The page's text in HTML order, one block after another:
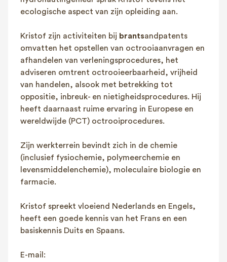
ecologische aspect van zijn opleiding aan.
Kristof zijn activiteiten bij brantsandpatents
omvatten het opstellen van octrooiaanvragen en
afhandelen van verleningsprocedures, het
adviseren omtrent octrooieerbaarheid, vrijheid
van handelen, alsook met betrekking tot
oppositie, inbreuk- en nietigheidsprocedures. Hij
heeft daarnaast ruime ervaring in Europese en
wereldwijde (PCT) octrooiprocedures.
Zijn werkterrein bevindt zich in de chemie
(inclusief fysiochemie, polymeerchemie en
levensmiddelenchemie), moleculaire biologie en
farmacie.
Kristof spreekt vloeiend Nederlands en Engels,
heeft een goede kennis van het Frans en een
basiskennis Duits en Spaans.
E-mail: